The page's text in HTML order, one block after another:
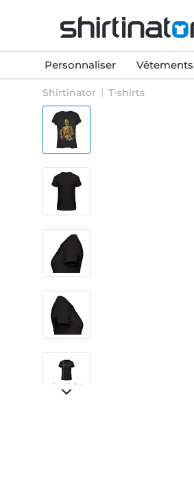
Personnaliser Vêtements
Shirtinator T-shirts